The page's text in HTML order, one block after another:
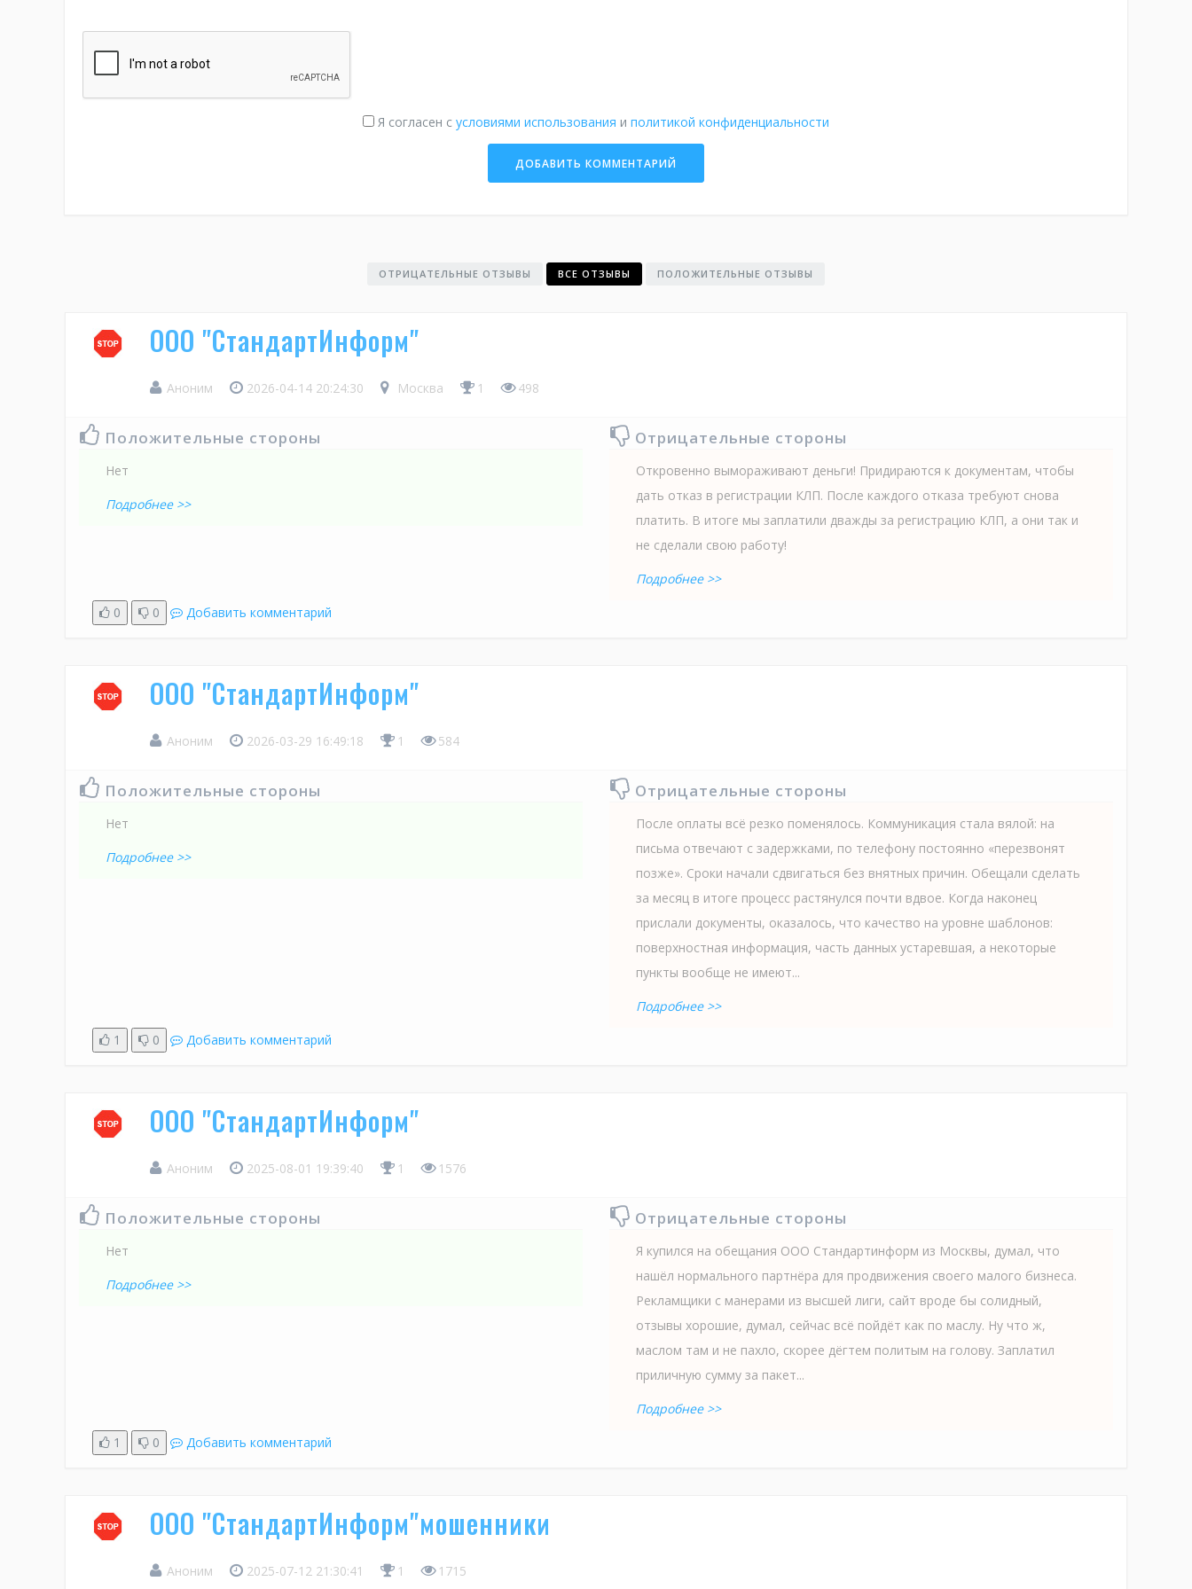
Я согласен с условиями использования и политикой конфиденциальности
ОТРИЦАТЕЛЬНЫЕ ОТЗЫВЫ ВСЕ ОТЗЫВЫ ПОЛОЖИТЕЛЬНЫЕ ОТЗЫВЫ
ООО "СтандартИнформ"
Аноним 2026-04-14 20:24:30 Москва 1 498
Положительные стороны
Нет
Подробнее >>
Отрицательные стороны
Откровенно вымораживают деньги! Придираются к документам, чтобы
дать отказ в регистрации КЛП. После каждого отказа требуют снова
платить. В итоге мы заплатили дважды за регистрацию КЛП, а они так и
не сделали свою работу!
Подробнее >>
0
0 Добавить комментарий
ООО "СтандартИнформ"
Аноним 2026-03-29 16:49:18 1 584
Положительные стороны
Нет
Подробнее >>
Отрицательные стороны
После оплаты всё резко поменялось. Коммуникация стала вялой: на
письма отвечают с задержками, по телефону постоянно «перезвонят
позже». Сроки начали сдвигаться без внятных причин. Обещали сделать
за месяц в итоге процесс растянулся почти вдвое. Когда наконец
прислали документы, оказалось, что качество на уровне шаблонов:
поверхностная информация, часть данных устаревшая, а некоторые
пункты вообще не имеют...
Подробнее >>
1
0 Добавить комментарий
ООО "СтандартИнформ"
Аноним 2025-08-01 19:39:40 1 1576
Положительные стороны
Нет
Подробнее >>
Отрицательные стороны
Я купился на обещания ООО Стандартинформ из Москвы, думал, что
нашёл нормального партнёра для продвижения своего малого бизнеса.
Рекламщики с манерами из высшей лиги, сайт вроде бы солидный,
отзывы хорошие, думал, сейчас всё пойдёт как по маслу. Ну что ж,
маслом там и не пахло, скорее дёгтем политым на голову. Заплатил
приличную сумму за пакет...
Подробнее >>
1
0 Добавить комментарий
ООО "СтандартИнформ"мошенники
Аноним 2025-07-12 21:30:41 1 1715